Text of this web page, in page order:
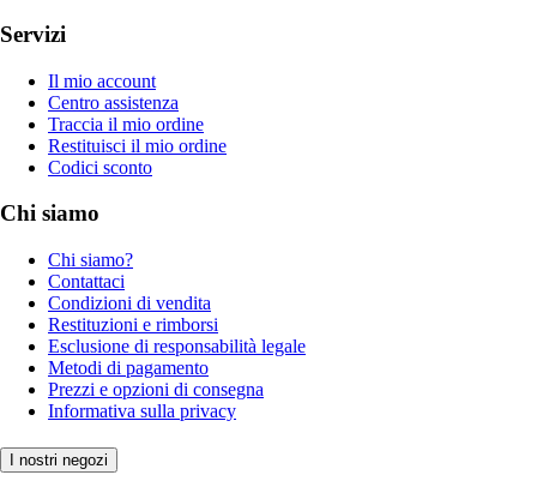
Servizi
Il mio account
Centro assistenza
Traccia il mio ordine
Restituisci il mio ordine
Codici sconto
Chi siamo
Chi siamo?
Contattaci
Condizioni di vendita
Restituzioni e rimborsi
Esclusione di responsabilità legale
Metodi di pagamento
Prezzi e opzioni di consegna
Informativa sulla privacy
I nostri negozi